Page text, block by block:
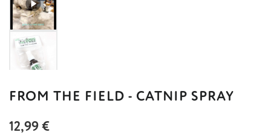
FROM THE FIELD - CATNIP SPRAY
Regulärer Preis:
12,99 €